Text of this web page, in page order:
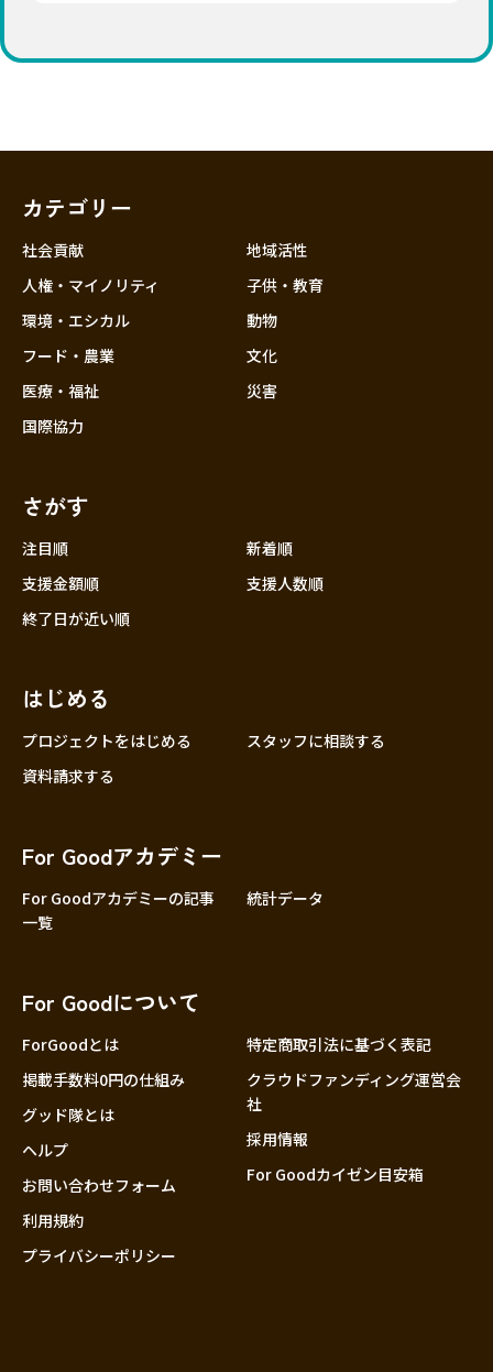
石川
近畿
中国
大分
カテゴリー
社会貢献
人権・マイノリティ
環境・エシカル
フード・農業
医療・福祉
国際協力
地域活性
子供・教育
動物
文化
災害
さがす
注目順
新着順
支援金額順
支援人数順
終了日が近い順
はじめる
プロジェクトをはじめる
スタッフに相談する
資料請求する
For Goodアカデミー
For Goodアカデミーの記事
一覧
統計データ
For Goodについて
ForGoodとは
掲載手数料0円の仕組み
グッド隊とは
ヘルプ
お問い合わせフォーム
利用規約
プライバシーポリシー
特定商取引法に基づく表記
クラウドファンディング運営会
社
採用情報
For Goodカイゼン目安箱